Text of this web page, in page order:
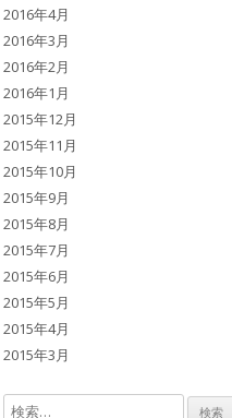
2016年4月
2016年3月
2016年2月
2016年1月
2015年12月
2015年11月
2015年10月
2015年9月
2015年8月
2015年7月
2015年6月
2015年5月
2015年4月
2015年3月
検索: